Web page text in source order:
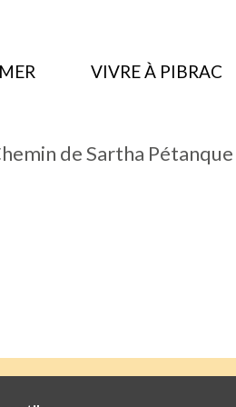
VIVRE À PIBRAC
de Sartha Pétanque